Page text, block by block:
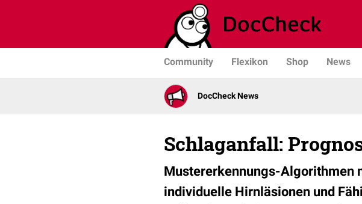
Community Flexikon Shop News
DocCheck News
Schlaganfall:
Mustererkennungs-Algorithmen
individuelle Hirnläsionen und